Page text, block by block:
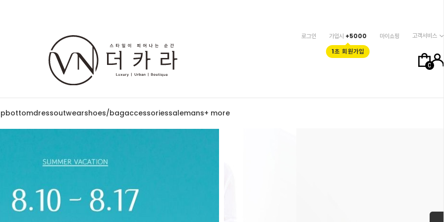
0
로그인 가입시 +5000
1초 회원가입
마이쇼핑 고객서비스
bottomdressoutwearshoes/bagaccessoriessalemans+ more